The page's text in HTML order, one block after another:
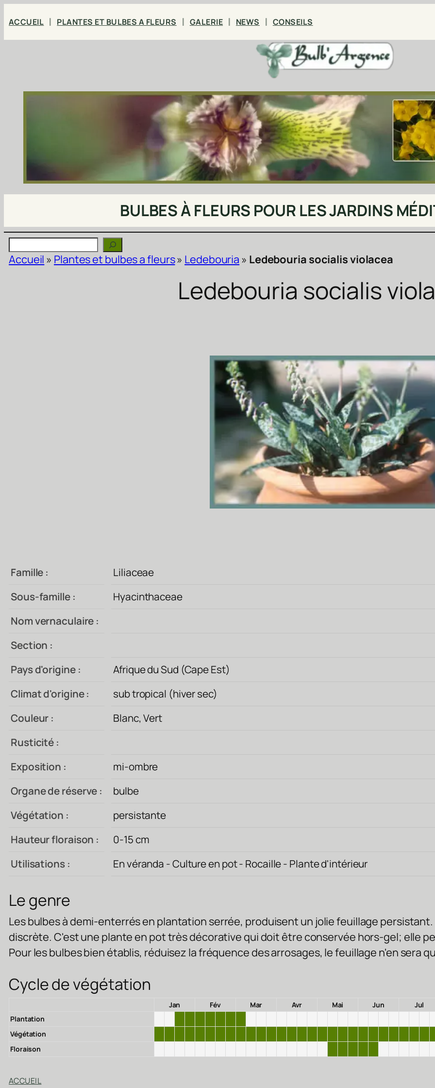
au
contenu
ACCUEIL PLANTES ET BULBES A FLEURS GALERIE NEWS CONSEILS
BULBES À FLEURS POUR LES JARDINS
Accueil » Plantes et bulbes a fleurs» Ledebouria » Ledebouria socialis violacea
Ledebouria socialis
Famille :
Liliaceae
Sous-famille :
Hyacinthaceae
Nom vernaculaire :
Section :
Pays d'origine :
Afrique du Sud (Cape Est)
Climat d'origine :
sub tropical (hiver sec)
Couleur :
Blanc, Vert
Rusticité :
Exposition :
mi-ombre
Organe de réserve :
bulbe
Végétation :
persistante
Hauteur floraison :
0-15 cm
Utilisations :
En véranda - Culture en pot - Rocaille - Plante d'intérieur
Le genre
Les bulbes à demi-enterrés en plantation serrée, produisent un jolie feuillage
discrète. C'est une plante en pot très décorative qui doit être conservée hors-gel; elle
Pour les bulbes bien établis, réduisez la fréquence des arrosages, le feuillage n'en sera
Cycle de végétation
Jan Fév Mar Avr Mai Jun
Jul
Plantation
Végétation
Floraison
ACCUEIL